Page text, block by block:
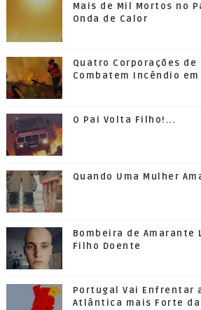
Mais de Mil Mortos no
Onda de Calor
Quatro Corporações de
Combatem Incêndio
O Pai Volta Filho!...
Quando Uma Mulher
Bombeira de Amarante
Filho Doente
Portugal Vai Enfrentar
Atlântica mais Forte da